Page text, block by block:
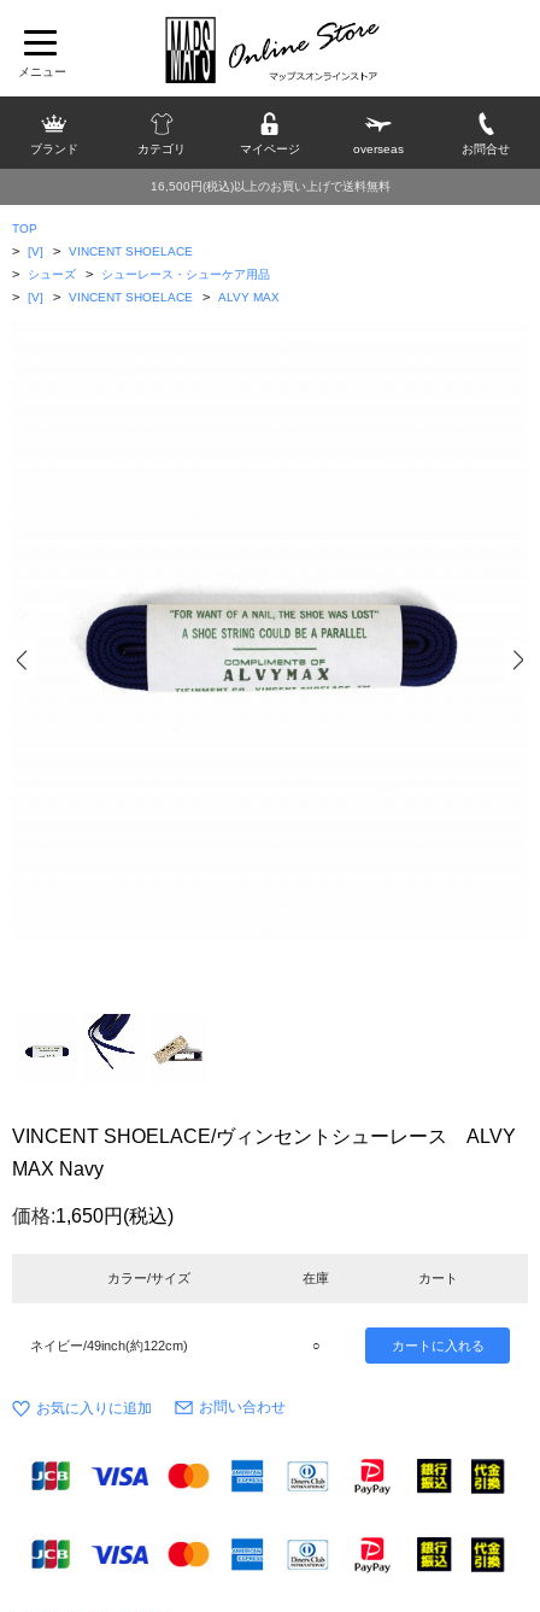
ブランド カテゴリ マイページ overseas お問合せ
16,500円(税込)以上のお買い上げで送料無料
TOP
> [V] > VINCENT SHOELACE
> シューズ > シューレース・シューケア用品
> [V] > VINCENT SHOELACE > ALVY MAX
VINCENT SHOELACE/ヴィンセントシューレース ALVY
MAX Navy
価格:1,650円 (税込)
カラー/サイズ 在庫 カート
ネイビー/49inch(約122cm) ○
お問い合わせ